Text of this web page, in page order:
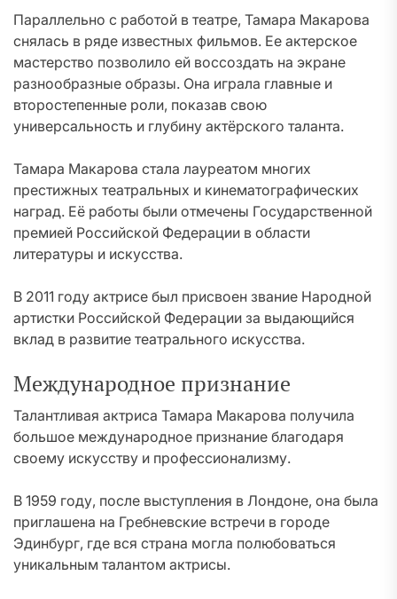
Параллельно с работой в театре, Тамара Макарова
снялась в ряде известных фильмов. Ее актерское
мастерство позволило ей воссоздать на экране
разнообразные образы. Она играла главные и
второстепенные роли, показав свою
универсальность и глубину актёрского таланта.
Тамара Макарова стала лауреатом многих
престижных театральных и кинематографических
наград. Её работы были отмечены Государственной
премией Российской Федерации в области
литературы и искусства.
В 2011 году актрисе был присвоен звание Народной
артистки Российской Федерации за выдающийся
вклад в развитие театрального искусства.
Международное признание
Талантливая актриса Тамара Макарова получила
большое международное признание благодаря
своему искусству и профессионализму.
В 1959 году, после выступления в Лондоне, она была
приглашена на Гребневские встречи в городе
Эдинбург, где вся страна могла полюбоваться
уникальным талантом актрисы.